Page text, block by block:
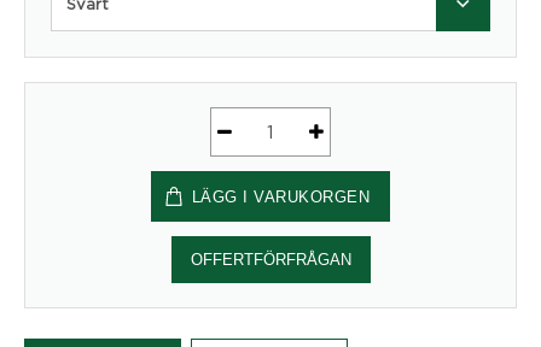
Starko
mängd
LÄGG I VARUKORGEN
OFFERTFÖRFRÅGAN